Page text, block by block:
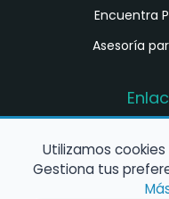
Encuentra
Asesoría
Utilizamos
Gestiona tus